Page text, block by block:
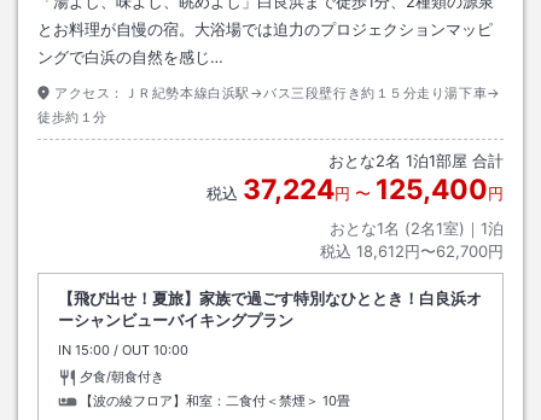
とお料理が自慢の宿。大浴場では迫力のプロジェクションマッピ
ングで白浜の自然を感じ…
アクセス：
ＪＲ紀勢本線白浜駅→バス三段壁行き約１５分走り湯下車→
徒歩約１分
おとな2名 1泊1部屋 合計
税込 37,224円 〜 125,400円
おとな1名 (2名1室)｜ 1泊
税込 18,612円〜62,700円
【飛び出せ！夏旅】家族で過ごす特別なひととき！白良浜オ
ーシャンビューバイキングプラン
IN チェックイン
15:00 / OUT チェックアウト
10:00
夕食/朝食付き
【波の綾フロア】和室：二食付＜禁煙＞ 10畳